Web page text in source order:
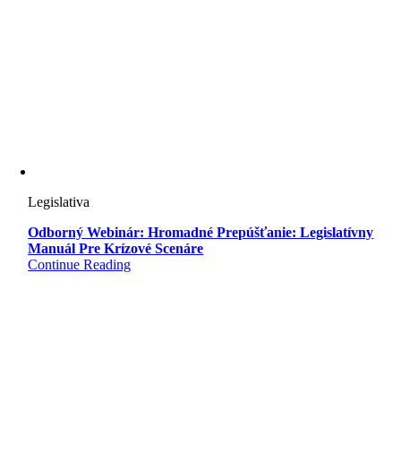
Legislativa
Odborný Webinár: Hromadné Prepúšťanie: Legislatívny
Manuál Pre Krízové Scenáre
Continue Reading